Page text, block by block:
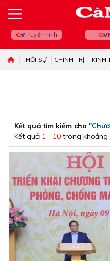
Truyền hình
THỜI SỰ CHÍNH TRỊ KINH
Kết quả tìm kiếm cho
Kết quả 1 - 10 trong khoảng